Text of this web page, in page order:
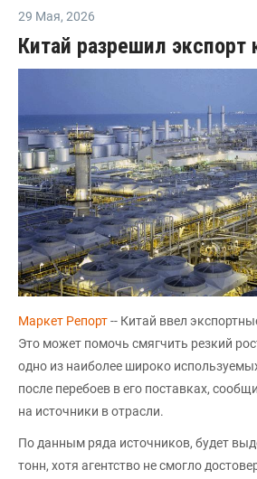
29 Мая, 2026
Китай разрешил экспорт
Маркет Репорт-- Китай ввел
Это может помочь смягчить резкий
одно из наиболее широко
после перебоев в его поставках,
на источники в отрасли.
По данным ряда источников, будет
тонн, хотя агентство не смогло